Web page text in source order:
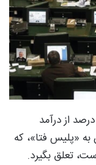
از درآمد
«پلیس فتا»، که
تعلق بگیرد.